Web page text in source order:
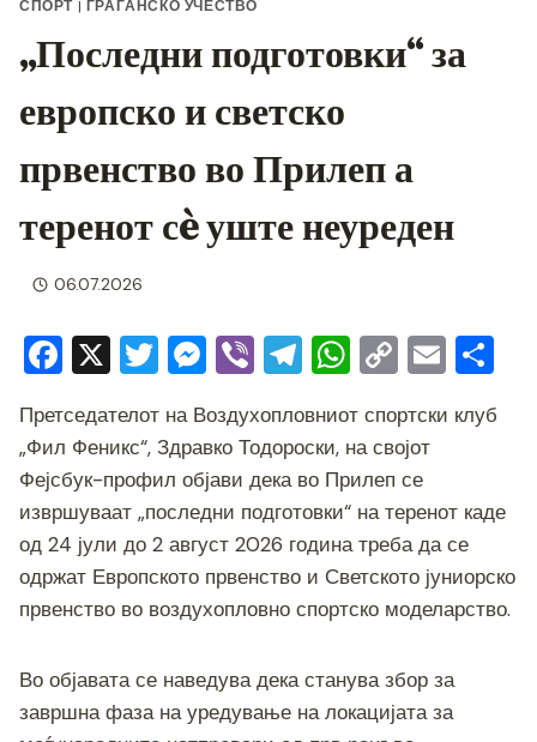
СПОРТ| ГРАЃАНСКО УЧЕСТВО
„Последни подготовки“ за
европско и светско
првенство во Прилеп а
теренот сè уште неуреден
06.07.2026
F
c
e
b
o
o
k
X T
tt
er
M
ss
e
n
g
er
Vi
er
T
e
gr
a
m
W
at
s
A
p
p
C
p
y
Li
n
k
E
ai ar
Претседателот на Воздухопловниот спортски клуб
„Фил Феникс“, Здравко Тодороски, на својот
Фејсбук-профил објави дека во Прилеп се
извршуваат „последни подготовки“ на теренот каде
од 24 јули до 2 август 2026 година треба да се
одржат Европското првенство и Светското јуниорско
првенство во воздухопловно спортско моделарство.
Во објавата се наведува дека станува збор за
завршна фаза на уредување на локацијата за